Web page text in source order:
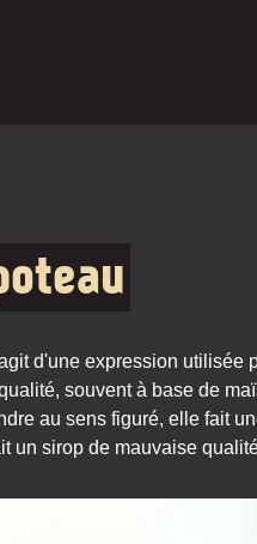
d'une expression utilisée
souvent à base de
au sens figuré, elle fait
un sirop de mauvaise